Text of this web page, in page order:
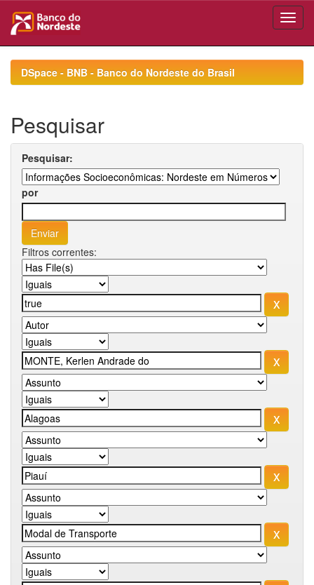
navigationDSpace - BNB - Banco do Nordeste do Brasil
Pesquisar
Pesquisar:
por
Filtros correntes: